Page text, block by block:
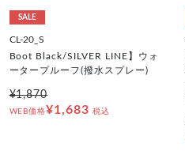
SALE
CL-20_S
Boot Black/SILVER LINE】ウォ
ータープルーフ(撥水スプレー)
¥1,870
WEB価格¥1,683 税込